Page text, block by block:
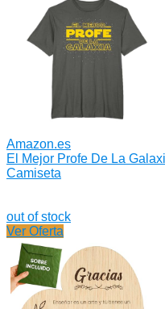
Amazon.es
El Mejor Profe De La
Camiseta
out of stock
Ver Oferta